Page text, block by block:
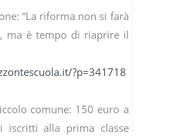
“La riforma non si farà
ma è tempo di riaprire il
?p=341718
comune: 150 euro a
iscritti alla prima classe